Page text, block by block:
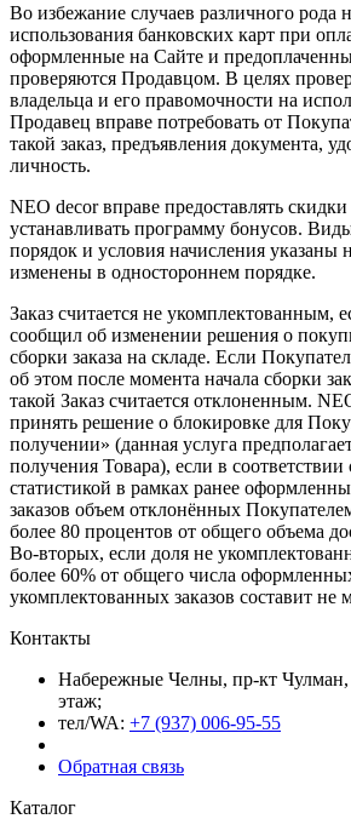
Во избежание случаев различного рода
использования банковских карт при
оформленные на Сайте и
проверяются Продавцом. В целях
владельца и его правомочности на
Продавец вправе потребовать от
такой заказ, предъявления документа,
личность.
NEO decor вправе предоставлять
устанавливать программу бонусов.
порядок и условия начисления указаны
изменены в одностороннем порядке.
Заказ считается не укомплектованным,
сообщил об изменении решения о
сборки заказа на складе. Если
об этом после момента начала сборки
такой Заказ считается отклоненным.
принять решение о блокировке для
получении» (данная услуга
получения Товара), если в соответствии
статистикой в рамках ранее
заказов объем отклонённых
более 80 процентов от общего объема
Во-вторых, если доля не
более 60% от общего числа
укомплектованных заказов составит не
Контакты
Набережные Челны, пр-кт
этаж;
тел/WA: +7 (937) 006-95-55
Обратная связь
Каталог